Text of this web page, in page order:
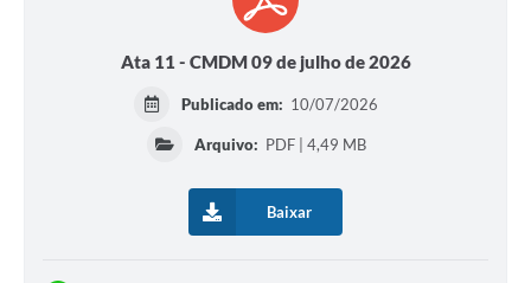
Ata 11 - CMDM 09 de julho de 2026
Publicado em: 10/07/2026
Arquivo: PDF | 4,49 MB
Baixar